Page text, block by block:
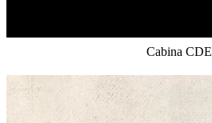
Cabina CDE